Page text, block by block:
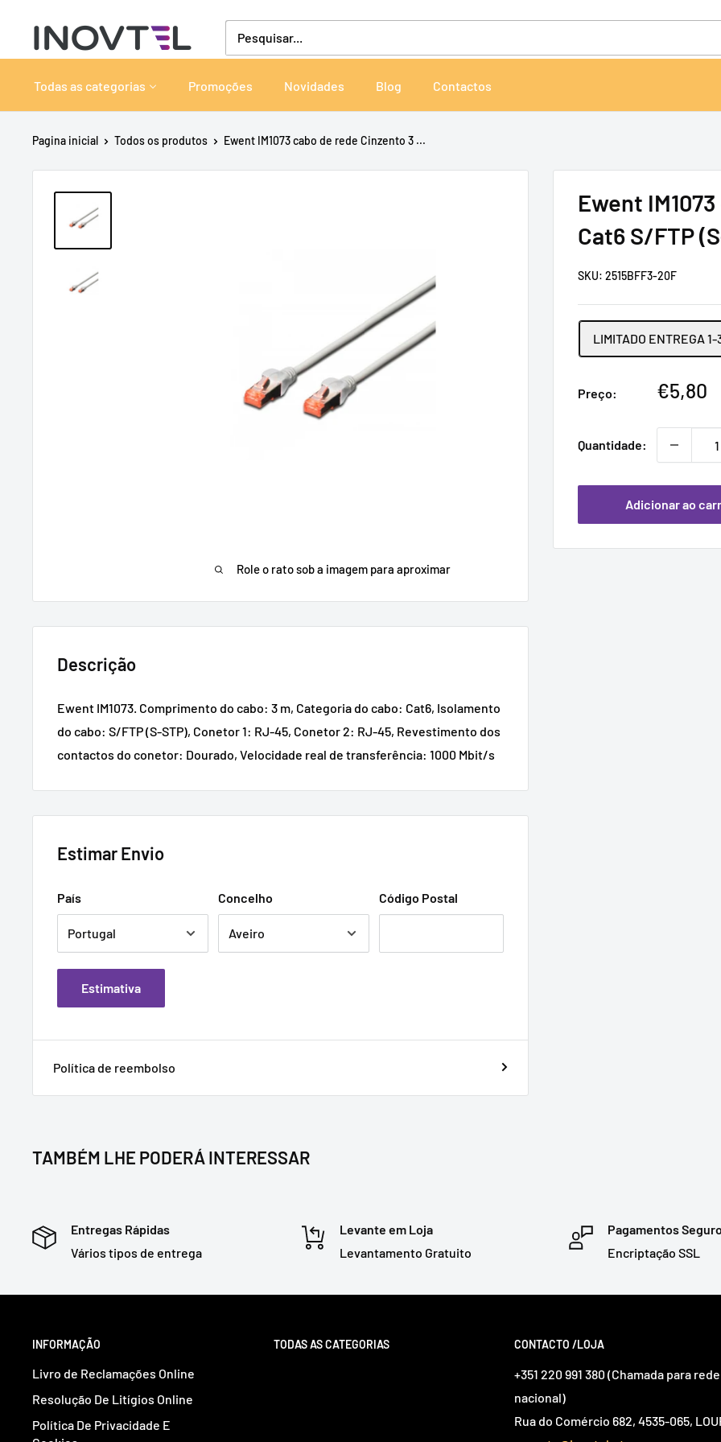
o
conteúdo
Inovtel
Todas as categorias Promoções Novidades Blog Contactos
Pagina inicial Todos os produtos Ewent IM1073 cabo de rede Cinzento 3 ...
Role o rato sob a imagem para aproximar
Ewent
Cat6 S/FTP
SKU: 2515BFF3-20F
LIMITADO ENTREGA 1-
Preço:
Preço
€5,80
Quantidade:
Adicionar ao
Descrição
Ewent IM1073. Comprimento do cabo: 3 m, Categoria do cabo: Cat6, Isolamento
do cabo: S/FTP (S-STP), Conetor 1: RJ-45, Conetor 2: RJ-45, Revestimento dos
contactos do conetor: Dourado, Velocidade real de transferência: 1000 Mbit/s
Estimar Envio
País Concelho Código Postal
Estimativa
Política de reembolso
TAMBÉM LHE PODERÁ INTERESSAR
Entregas Rápidas
Vários tipos de entrega
Levante em Loja
Levantamento Gratuito
Pagamentos
Encriptação SSL
INFORMAÇÃO
Livro de Reclamações Online
Resolução De Litígios Online
Política De Privacidade E
TODAS AS CATEGORIAS CONTACTO /LOJA
+351 220 991 380 (Chamada para
nacional)
Rua do Comércio 682, 4535-065,